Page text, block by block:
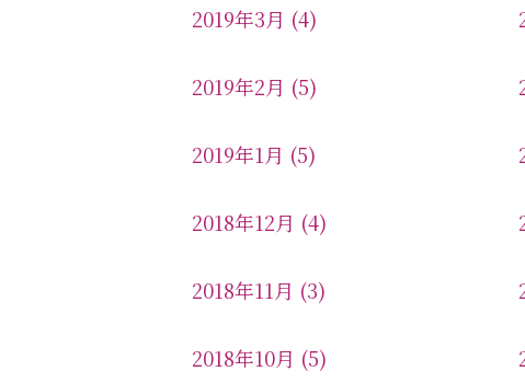
2019年3月 (4)
2019年2月 (5)
2019年1月 (5)
2018年12月 (4)
2018年11月 (3)
2018年10月 (5)